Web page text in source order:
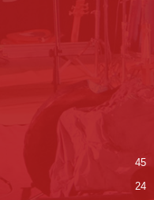
45
24